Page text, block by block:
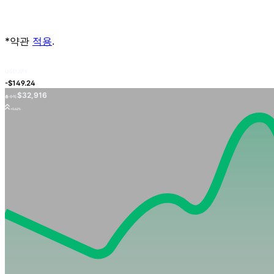
총 수익 $32,916
+5.62%